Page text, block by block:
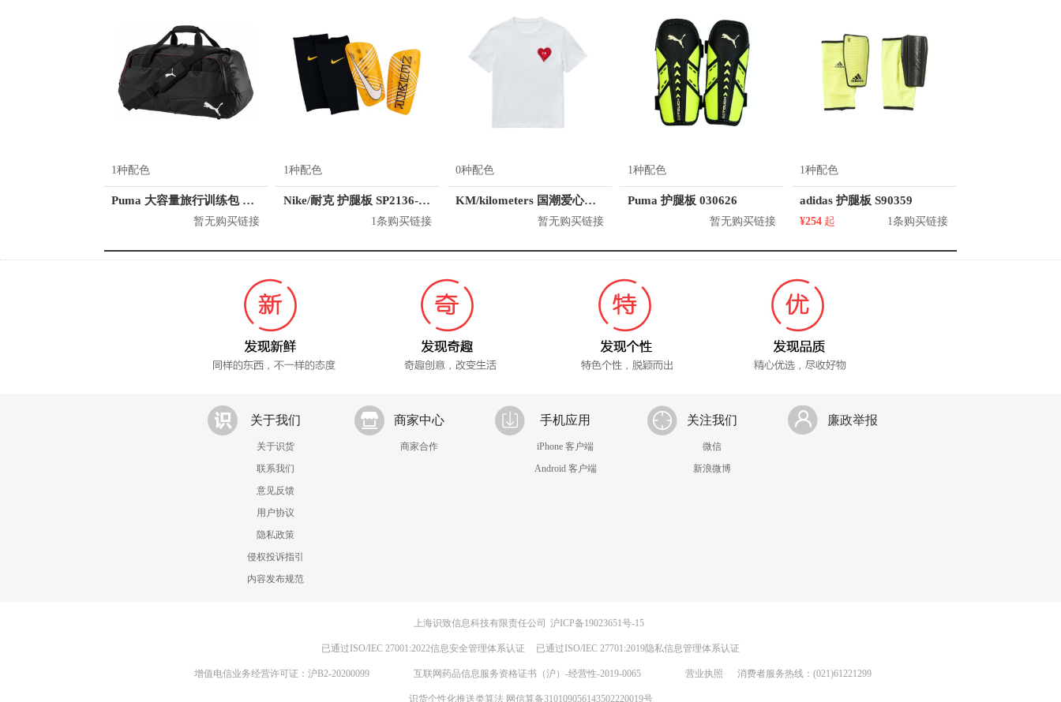
1种配色
Puma 大容量旅行训练包 074906
暂无购买链接
1种配色
Nike/耐克 护腿板 SP2136-728
1条购买链接
0种配色
KM/kilometers 国潮爱心短袖T恤 M2X2108466
暂无购买链接
1种配色
Puma 护腿板 030626
暂无购买链接
1种配色
adidas 护腿板 S90359
¥254 起 1条购买链接
关于我们
关于识货
联系我们
意见反馈
用户协议
隐私政策
侵权投诉指引
内容发布规范
商家中心
商家合作
手机应用
iPhone 客户端
Android 客户端
关注我们
微信
新浪微博
廉政举报
上海识致信息科技有限责任公司 沪ICP备19023651号-15
已通过ISO/IEC 27001:2022信息安全管理体系认证 已通过ISO/IEC 27701:2019隐私信息管理体系认证
增值电信业务经营许可证：沪B2-20200099 互联网药品信息服务资格证书（沪）-经营性-2019-0065 营业执照 消费者服务热线：(021)61221299
识货个性化推送类算法 网信算备310109056143502220019号